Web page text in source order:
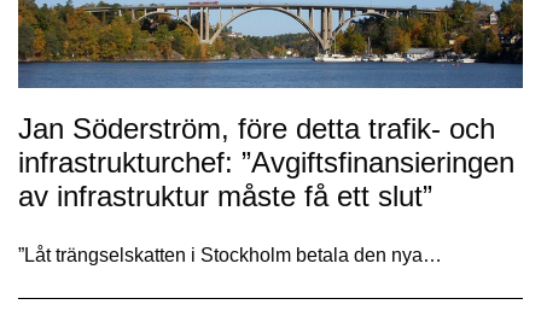
Jan Söderström, före detta trafik- och
infrastrukturchef: ”Avgiftsfinansieringen
av infrastruktur måste få ett slut”
”Låt trängselskatten i Stockholm betala den nya…